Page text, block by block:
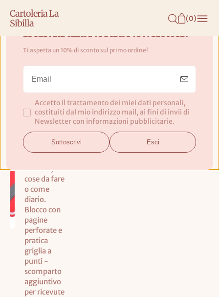
Cartoleria La
Sibilla
(0)
Notebook Slimpad Rosso A5
Troika
Il notebook
SLIMPAD
tuoi
appunti
riunioni,
cose da fare
o come
diario.
Blocco con
pagine
perforate e
pratica
griglia a
punti -
scomparto
aggiuntivo
per ricevute
Iscriviti alla Nostra Newsletter!
Ti aspetta un 10% di sconto sul primo ordine!
Accetto il trattamento dei miei dati personali,
costituiti dal mio indirizzo mail, ai fini di invii di
Newsletter con informazioni pubblicitarie.
Sottoscrivi Esci